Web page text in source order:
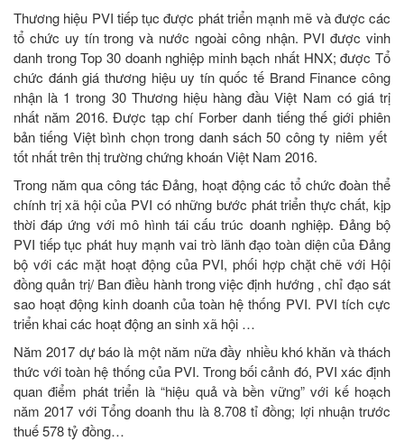
Thương hiệu PVI tiếp tục được phát triển mạnh mẽ và được các
tổ chức uy tín trong và nước ngoài công nhận. PVI được vinh
danh trong Top 30 doanh nghiệp minh bạch nhất HNX; được Tổ
chức đánh giá thương hiệu uy tín quốc tế Brand Finance công
nhận là 1 trong 30 Thương hiệu hàng đầu Việt Nam có giá trị
nhất năm 2016. Được tạp chí Forber danh tiếng thế giới phiên
bản tiếng Việt bình chọn trong danh sách 50 công ty niêm yết
tốt nhất trên thị trường chứng khoán Việt Nam 2016.
Trong năm qua công tác Đảng, hoạt động các tổ chức đoàn thể
chính trị xã hội của PVI có những bước phát triển thực chất, kịp
thời đáp ứng với mô hình tái cấu trúc doanh nghiệp. Đảng bộ
PVI tiếp tục phát huy mạnh vai trò lãnh đạo toàn diện của Đảng
bộ với các mặt hoạt động của PVI, phối hợp chặt chẽ với Hội
đồng quản trị/ Ban điều hành trong việc định hướng , chỉ đạo sát
sao hoạt động kinh doanh của toàn hệ thống PVI. PVI tích cực
triển khai các hoạt động an sinh xã hội …
Năm 2017 dự báo là một năm nữa đầy nhiều khó khăn và thách
thức với toàn hệ thống của PVI. Trong bối cảnh đó, PVI xác định
quan điểm phát triển là “hiệu quả và bền vững” với kế hoạch
năm 2017 với Tổng doanh thu là 8.708 tỉ đồng; lợi nhuận trước
thuế 578 tỷ đồng…